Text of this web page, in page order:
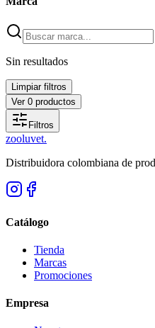
Sin resultados
Limpiar filtros
Ver 0 productos
Filtros
zooluvet.
Distribuidora colombiana de
Catálogo
Tienda
Marcas
Promociones
Empresa